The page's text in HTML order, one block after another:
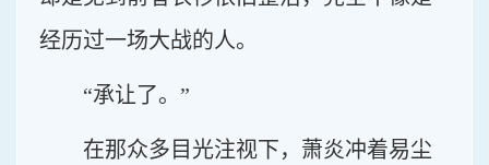
经历过一场大战的人。
“承让了。”
在那众多目光注视下，萧炎冲着易尘